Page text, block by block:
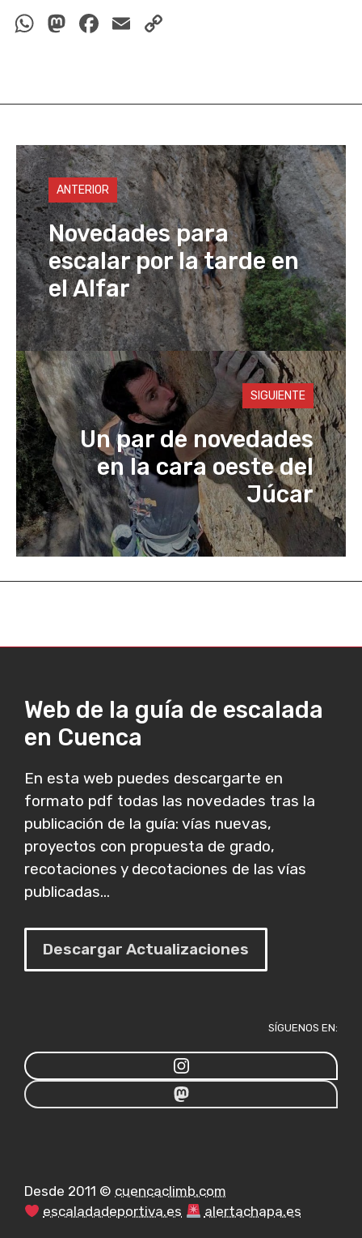
W
s
p
p
M
o
o
n
F
e
o
o
k
E
y
n
k
ANTERIOR
Novedades para
escalar por la tarde en
el Alfar
SIGUIENTE
Un par de novedades
en la cara oeste del
Júcar
Web de la guía de escalada
en Cuenca
En esta web puedes descargarte en
formato pdf todas las novedades tras la
publicación de la guía: vías nuevas,
proyectos con propuesta de grado,
recotaciones y decotaciones de las vías
publicadas...
Descargar Actualizaciones
SÍGUENOS EN:
Desde 2011 © cuencaclimb.com
escaladadeportiva.es
alertachapa.es